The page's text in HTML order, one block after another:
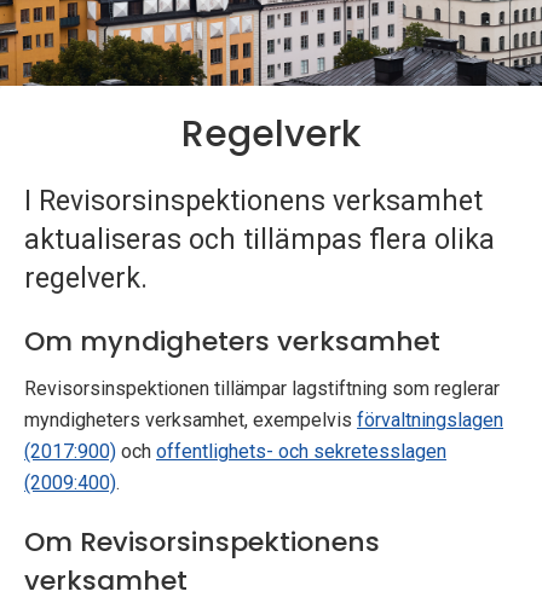
p
e
o
n
e
n
Regelverk
I Revisorsinspektionens verksamhet
aktualiseras och tillämpas flera olika
regelverk.
Om myndigheters verksamhet
Revisorsinspektionen tillämpar lagstiftning som reglerar
myndigheters verksamhet, exempelvis förvaltningslagen
(2017:900) och offentlighets- och sekretesslagen
(2009:400).
Om Revisorsinspektionens
verksamhet